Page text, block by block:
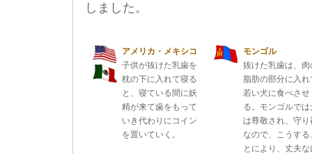
しました。
アメリカ・メキシコ
子供が抜けた乳歯を
枕の下に入れて寝る
と、寝ている間に妖
精が来て歯をもって
いき代わりにコイン
を置いていく。
モンゴル
抜けた乳歯は、肉
脂肪の部分に入れ
若い犬に食べさせ
る。モンゴルでは
は尊敬され、守り
なので、こうする
とにより、丈夫な